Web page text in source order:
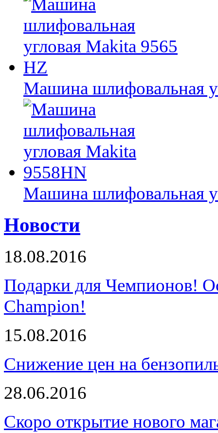
Машина шлифовальная
Машина шлифовальная
Новости
18.08.2016
Подарки для Чемпионов!
Champion!
15.08.2016
Снижение цен на
28.06.2016
Скоро открытие нового